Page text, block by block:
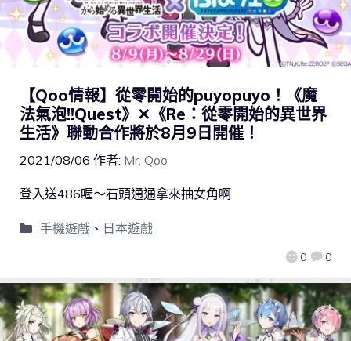
【Qoo情報】從零開始的puyopuyo！《魔
法氣泡!!Quest》✕《Re：從零開始的異世界
生活》聯動合作將於8月9日開催！
2021/08/06 作者: Mr. Qoo
0 0
登入送486喔～石頭通通拿來抽女角啊
手機遊戲、 日本遊戲